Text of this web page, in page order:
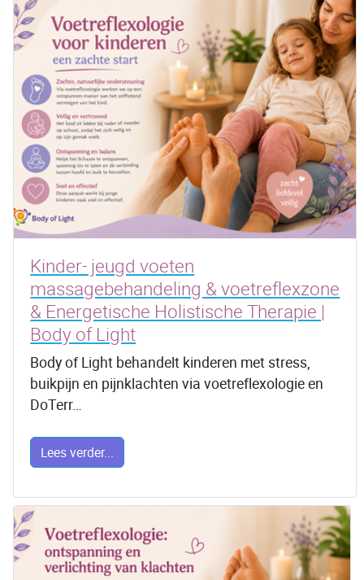
Kinder- jeugd voeten
massagebehandeling & voetreflexzone
& Energetische Holistische Therapie |
Body of Light
Body of Light behandelt kinderen met stress,
buikpijn en pijnklachten via voetreflexologie en
DoTerr…
Lees verder...